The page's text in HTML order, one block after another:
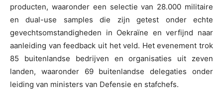
producten, waaronder een selectie van 28.000 militaire
en dual-use samples die zijn getest onder echte
gevechtsomstandigheden in Oekraïne en verfijnd naar
aanleiding van feedback uit het veld. Het evenement trok
85 buitenlandse bedrijven en organisaties uit zeven
landen, waaronder 69 buitenlandse delegaties onder
leiding van ministers van Defensie en stafchefs.